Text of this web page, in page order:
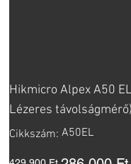
Hikmicro Alpex A50
Lézeres távolságmérő)
Cikkszám:
Cikkszám:
A50EL
A50EL
Eredeti
Akciós